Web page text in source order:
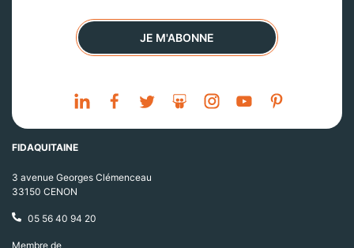
JE M'ABONNE
FIDAQUITAINE
3 avenue Georges Clémenceau
33150 CENON
05 56 40 94 20
Membre de